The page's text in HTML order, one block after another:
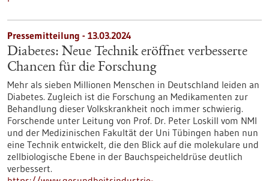
Pressemitteilung - 13.03.2024
Diabetes: Neue Technik eröffnet verbesserte
Chancen für die Forschung
Mehr als sieben Millionen Menschen in Deutschland leiden an
Diabetes. Zugleich ist die Forschung an Medikamenten zur
Behandlung dieser Volkskrankheit noch immer schwierig.
Forschende unter Leitung von Prof. Dr. Peter Loskill vom NMI
und der Medizinischen Fakultät der Uni Tübingen haben nun
eine Technik entwickelt, die den Blick auf die molekulare und
zellbiologische Ebene in der Bauchspeicheldrüse deutlich
verbessert.